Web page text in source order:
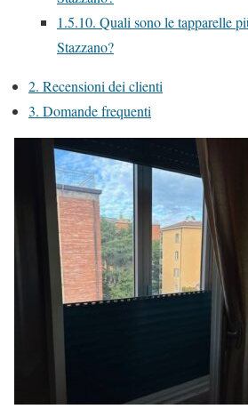
1.5.10. Quali sono le tapparelle
Stazzano?
2. Recensioni dei clienti
3. Domande frequenti